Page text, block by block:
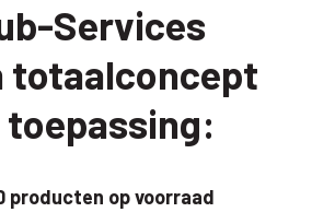
Services
totaalconcept
producten op voorraad